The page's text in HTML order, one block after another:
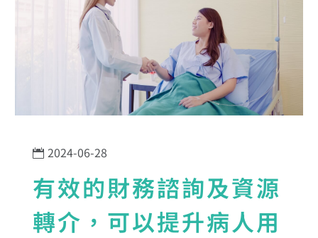
2024-06-28
有效的財務諮詢及資源
轉介，可以提升病人用